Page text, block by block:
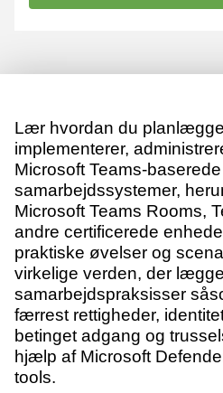
Lær hvordan du
implementerer,
Microsoft Teams-baserede
samarbejdssystemer,
Microsoft Teams Rooms,
andre certificerede
praktiske øvelser og
virkelige verden, der
samarbejdspraksisser
færrest rettigheder,
betinget adgang og
hjælp af Microsoft
tools.